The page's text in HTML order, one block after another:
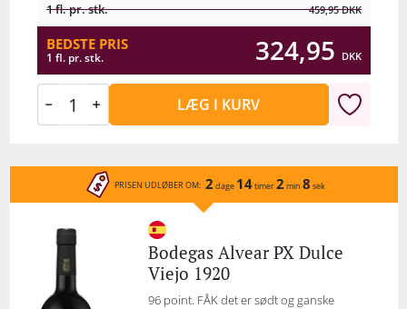
1 fl. pr. stk. 459,95DKK
BEDSTE PRIS
1 fl. pr. stk. 324,95 DKK
LÆG I KURV
PRISEN UDLØBER OM: 2 dage 14timer2 min 8 sek
Bodegas Alvear PX Dulce
Viejo 1920
96 point. FÅK det er sødt og ganske